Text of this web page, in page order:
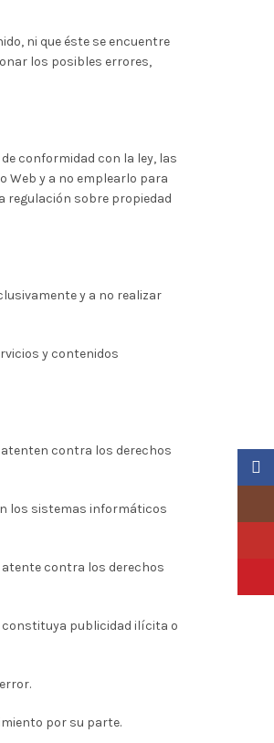
ni que éste se encuentre
los posibles errores,
conformidad con la ley, las
Web y a no emplearlo para
regulación sobre propiedad
y a no realizar
y contenidos
contra los derechos
los sistemas informáticos
contra los derechos
constituya publicidad ilícita o
por su parte.